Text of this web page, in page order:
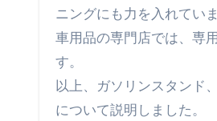
ニングにも力を入れていま
車用品の専門店では、専
す。
以上、ガソリンスタンド
について説明しました。